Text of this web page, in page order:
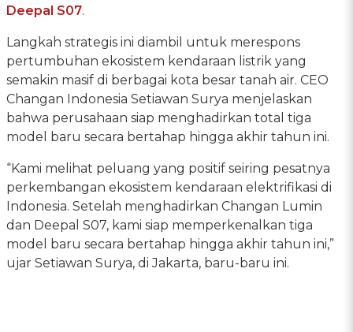
Deepal S07.
Langkah strategis ini diambil untuk merespons
pertumbuhan ekosistem kendaraan listrik yang
semakin masif di berbagai kota besar tanah air. CEO
Changan Indonesia Setiawan Surya menjelaskan
bahwa perusahaan siap menghadirkan total tiga
model baru secara bertahap hingga akhir tahun ini.
“Kami melihat peluang yang positif seiring pesatnya
perkembangan ekosistem kendaraan elektrifikasi di
Indonesia. Setelah menghadirkan Changan Lumin
dan Deepal S07, kami siap memperkenalkan tiga
model baru secara bertahap hingga akhir tahun ini,”
ujar Setiawan Surya, di Jakarta, baru-baru ini.